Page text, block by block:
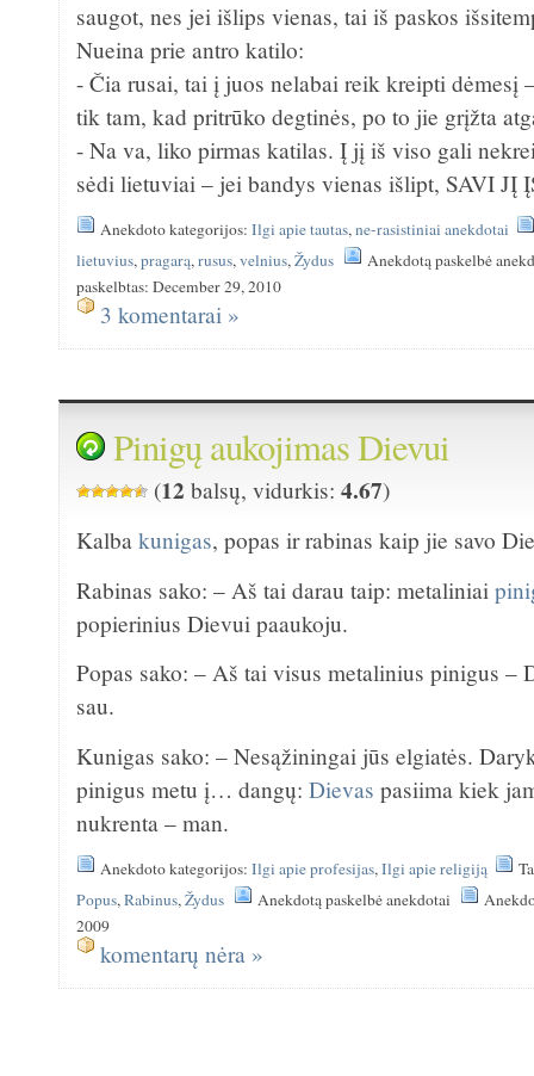
saugot, nes jei išlips vienas, tai iš paskos
Nueina prie antro katilo:
- Čia rusai, tai į juos nelabai reik kreipti dėmesį
tik tam, kad pritrūko degtinės, po to jie grįžta
- Na va, liko pirmas katilas. Į jį iš viso gali
sėdi lietuviai – jei bandys vienas išlipt, SAVI JĮ
Anekdoto kategorijos:Ilgi apie tautas,ne-rasistiniai anekdotai
lietuvius,pragarą,rusus,velnius,Žydus
Anekdotą paskelbė
paskelbtas: December 29, 2010
3 komentarai »
Pinigų aukojimas Dievui
(12 balsų, vidurkis:4.67)
Kalbakunigas, popas ir rabinas kaip jie savo
Rabinas sako: – Aš tai darau taip: metaliniai
popierinius Dievui paaukoju.
Popas sako: – Aš tai visus metalinius pinigus –
sau.
Kunigas sako: – Nesąžiningai jūs elgiatės.
pinigus metu į… dangų:Dievas pasiima kiek
nukrenta – man.
Anekdoto kategorijos:Ilgi apie profesijas,Ilgi apie religiją
Popus,Rabinus,Žydus Anekdotą paskelbė anekdotai
2009
komentarų nėra »